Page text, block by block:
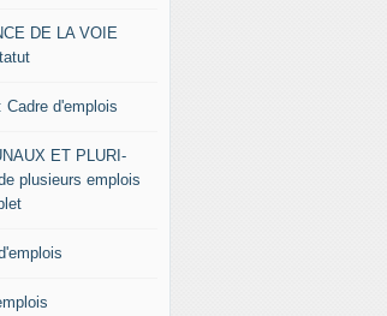
DE LA VOIE
d'emplois
ET PLURI-
plusieurs emplois